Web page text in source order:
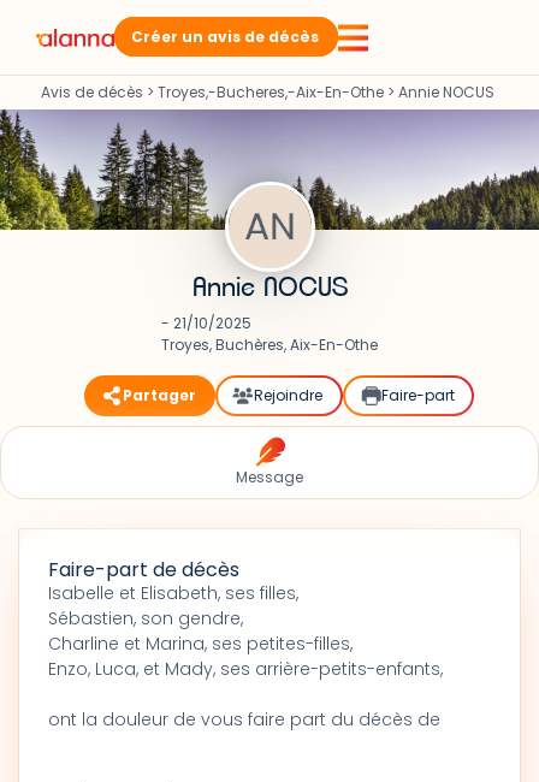
Créer un avis de décès
Avis de décès > Troyes,-Bucheres,-Aix-En-Othe > Annie NOCUS
Annie NOCUS
- 21/10/2025
Troyes, Buchères, Aix-En-Othe
Partager Rejoindre Faire-part
Message
Faire-part de décès
Isabelle et Elisabeth, ses filles,
Sébastien, son gendre,
Charline et Marina, ses petites-filles,
Enzo, Luca, et Mady, ses arrière-petits-enfants,
ont la douleur de vous faire part du décès de